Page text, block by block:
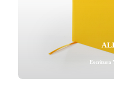
Escritura